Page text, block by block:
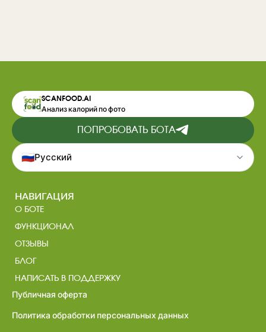
SCANFOOD.AI
Анализ калорий по фото
ПОПРОБОВАТЬ БОТА
🇷🇺Русский
НАВИГАЦИЯ
О БОТЕ
ФУНКЦИОНАЛ
ОТЗЫВЫ
БЛОГ
НАПИСАТЬ В ПОДДЕРЖКУ
Публичная оферта
Политика обработки персональных данных